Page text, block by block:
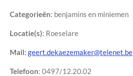
Categorieën: benjamins en miniemen
Locatie(s): Roeselare
Mail: geert.dekaezemaker@telenet.be
Telefoon: 0497/12.20.02